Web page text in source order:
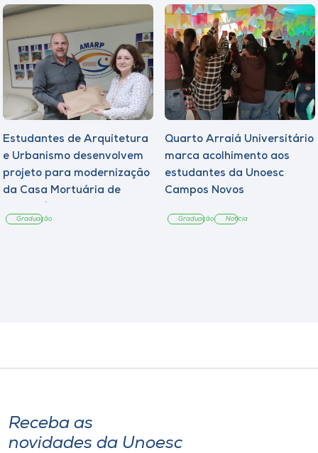
Estudantes de Arquitetura
e Urbanismo desenvolvem
projeto para modernização
da Casa Mortuária de
Graduação
Quarto Arraiá Universitário
marca acolhimento aos
estudantes da Unoesc
Campos Novos
Graduação Notícia
Receba as
novidades da Unoesc